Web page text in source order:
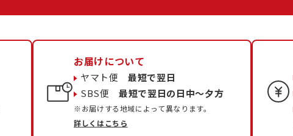
お届けについて
ヤマト便最短で翌日
SBS便最短で翌日の日中〜夕方
※お届けする地域によって異なります。
詳しくはこちら